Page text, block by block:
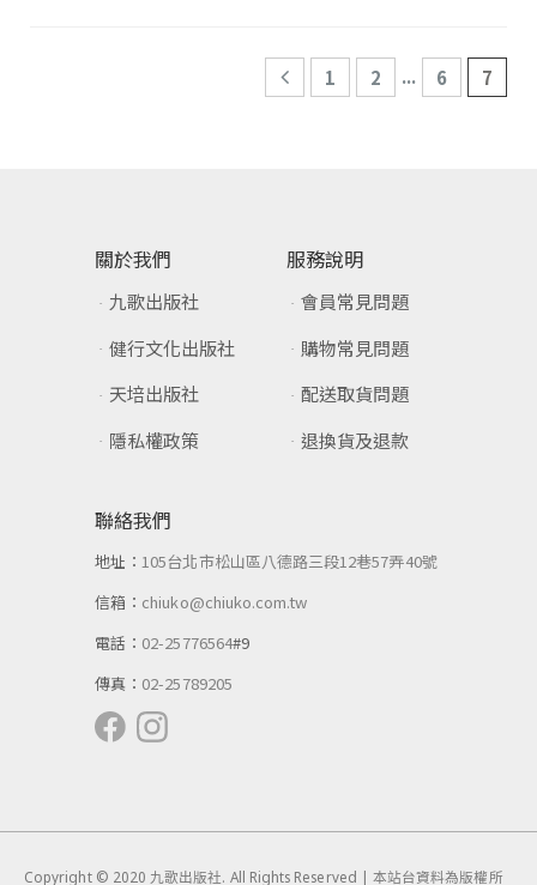
1 2 ... 6 7
關於我們
九歌出版社
健行文化出版社
天培出版社
隱私權政策
服務說明
會員常見問題
購物常見問題
配送取貨問題
退換貨及退款
聯絡我們
地址：105台北市松山區八德路三段12巷57弄40號
信箱： chiuko@chiuko.com.tw
電話： 02-25776564#9
傳真： 02-25789205
Copyright © 2020 九歌出版社. All Rights Reserved | 本站台資料為版權所